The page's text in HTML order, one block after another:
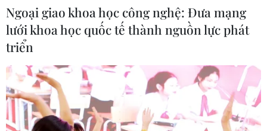
Ngoại giao khoa học công nghệ: Đưa mạng
lưới khoa học quốc tế thành nguồn lực phát
triển